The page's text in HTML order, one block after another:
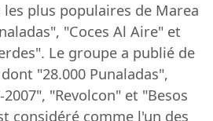
plus populaires de Marea
"Coces Al Aire" et
Le groupe a publié de
"28.000 Punaladas",
"Revolcon" et "Besos
considéré comme l'un des